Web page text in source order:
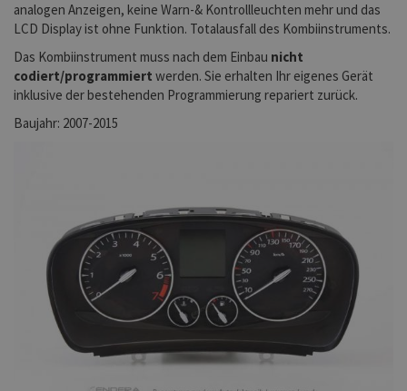
analogen Anzeigen, keine Warn-& Kontrollleuchten mehr und das
LCD Display ist ohne Funktion. Totalausfall des Kombiinstruments.
Das Kombiinstrument muss nach dem Einbau nicht
codiert/programmiert werden. Sie erhalten Ihr eigenes Gerät
inklusive der bestehenden Programmierung repariert zurück.
Baujahr: 2007-2015